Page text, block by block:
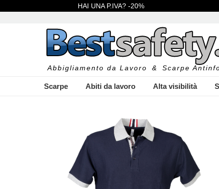
HAI UNA P.IVA? -20%
Abbigliamento da Lavoro & Scarpe
Scarpe Abiti da lavoro Alta visibilità